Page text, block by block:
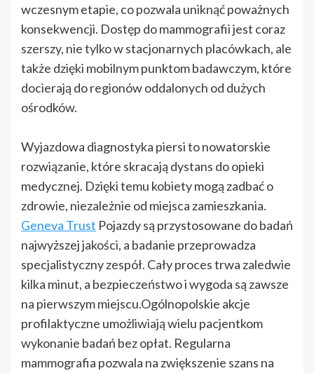
wczesnym etapie, co pozwala uniknąć poważnych
konsekwencji. Dostęp do mammografii jest coraz
szerszy, nie tylko w stacjonarnych placówkach, ale
także dzięki mobilnym punktom badawczym, które
docierają do regionów oddalonych od dużych
ośrodków.
Wyjazdowa diagnostyka piersi to nowatorskie
rozwiązanie, które skracają dystans do opieki
medycznej. Dzięki temu kobiety mogą zadbać o
zdrowie, niezależnie od miejsca zamieszkania.
Geneva Trust Pojazdy są przystosowane do badań
najwyższej jakości, a badanie przeprowadza
specjalistyczny zespół. Cały proces trwa zaledwie
kilka minut, a bezpieczeństwo i wygoda są zawsze
na pierwszym miejscu.Ogólnopolskie akcje
profilaktyczne umożliwiają wielu pacjentkom
wykonanie badań bez opłat. Regularna
mammografia pozwala na zwiększenie szans na